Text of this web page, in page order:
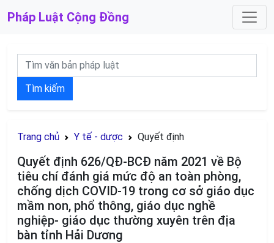
Pháp Luật Cộng Đồng
Tìm kiếm
Trang chủ Y tế - dược Quyết định
Quyết định 626/QĐ-BCĐ năm 2021 về Bộ
tiêu chí đánh giá mức độ an toàn phòng,
chống dịch COVID-19 trong cơ sở giáo dục
mầm non, phổ thông, giáo dục nghề
nghiệp- giáo dục thường xuyên trên địa
bàn tỉnh Hải Dương